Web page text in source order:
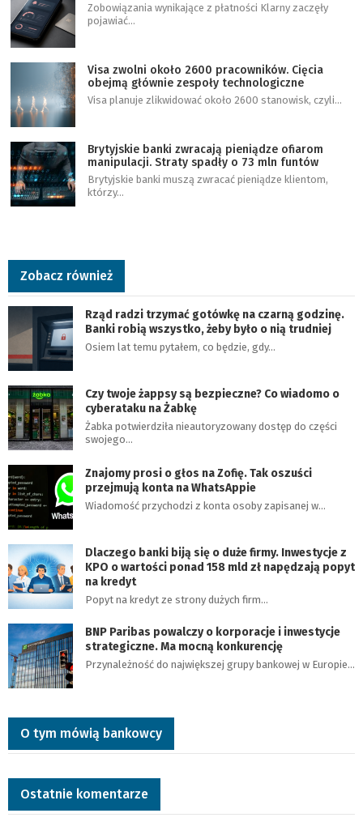
Zobowiązania wynikające z płatności Klarny zaczęły
pojawiać…
Visa zwolni około 2600 pracowników. Cięcia
obejmą głównie zespoły technologiczne
Visa planuje zlikwidować około 2600 stanowisk, czyli…
Brytyjskie banki zwracają pieniądze ofiarom
manipulacji. Straty spadły o 73 mln funtów
Brytyjskie banki muszą zwracać pieniądze klientom,
którzy…
Zobacz również
Rząd radzi trzymać gotówkę na czarną godzinę.
Banki robią wszystko, żeby było o nią trudniej
Osiem lat temu pytałem, co będzie, gdy…
Czy twoje żappsy są bezpieczne? Co wiadomo o
cyberataku na Żabkę
Żabka potwierdziła nieautoryzowany dostęp do części
swojego…
Znajomy prosi o głos na Zofię. Tak oszuści
przejmują konta na WhatsAppie
Wiadomość przychodzi z konta osoby zapisanej w…
Dlaczego banki biją się o duże firmy. Inwestycje z
KPO o wartości ponad 158 mld zł napędzają popyt
na kredyt
Popyt na kredyt ze strony dużych firm…
BNP Paribas powalczy o korporacje i inwestycje
strategiczne. Ma mocną konkurencję
Przynależność do największej grupy bankowej w Europie…
O tym mówią bankowcy
Ostatnie komentarze